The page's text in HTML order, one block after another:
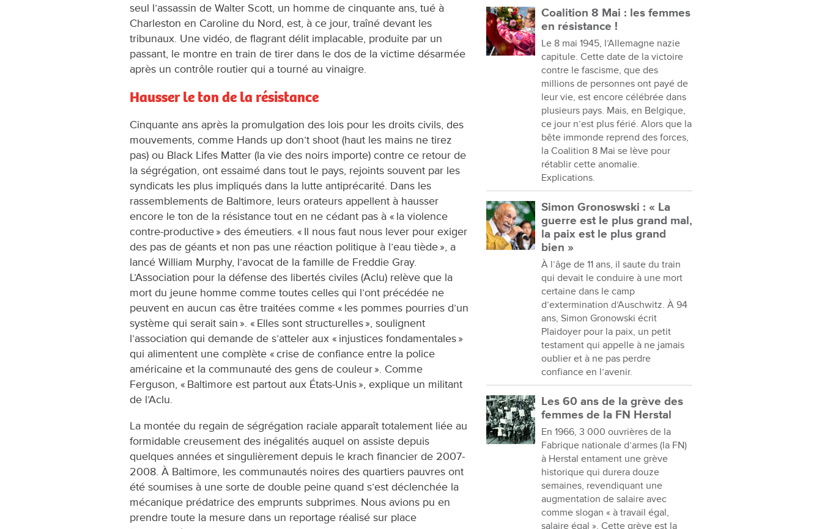
seul l’assassin de Walter Scott, un homme de cinquante ans, tué à
Charleston en Caroline du Nord, est, à ce jour, traîné devant les
tribunaux. Une vidéo, de flagrant délit implacable, produite par un
passant, le montre en train de tirer dans le dos de la victime désarmée
après un contrôle routier qui a tourné au vinaigre.
Hausser le ton de la résistance
Cinquante ans après la promulgation des lois pour les droits civils, des
mouvements, comme Hands up don’t shoot (haut les mains ne tirez
pas) ou Black Lifes Matter (la vie des noirs importe) contre ce retour de
la ségrégation, ont essaimé dans tout le pays, rejoints souvent par les
syndicats les plus impliqués dans la lutte antiprécarité. Dans les
rassemblements de Baltimore, leurs orateurs appellent à hausser
encore le ton de la résistance tout en ne cédant pas à « la violence
contre-productive » des émeutiers. « Il nous faut nous lever pour exiger
des pas de géants et non pas une réaction politique à l’eau tiède », a
lancé William Murphy, l’avocat de la famille de Freddie Gray.
L’Association pour la défense des libertés civiles (Aclu) relève que la
mort du jeune homme comme toutes celles qui l’ont précédée ne
peuvent en aucun cas être traitées comme « les pommes pourries d’un
système qui serait sain ». « Elles sont structurelles », soulignent
l’association qui demande de s’atteler aux « injustices fondamentales »
qui alimentent une complète « crise de confiance entre la police
américaine et la communauté des gens de couleur ». Comme
Ferguson, « Baltimore est partout aux États-Unis », explique un militant
de l’Aclu.
La montée du regain de ségrégation raciale apparaît totalement liée au
formidable creusement des inégalités auquel on assiste depuis
quelques années et singulièrement depuis le krach financier de 2007-
2008. À Baltimore, les communautés noires des quartiers pauvres ont
été soumises à une sorte de double peine quand s’est déclenchée la
mécanique prédatrice des emprunts subprimes. Nous avions pu en
prendre toute la mesure dans un reportage réalisé sur place
Coalition 8 Mai : les femmes
en résistance !
Le 8 mai 1945, l’Allemagne nazie
capitule. Cette date de la victoire
contre le fascisme, que des
millions de personnes ont payé de
leur vie, est encore célébrée dans
plusieurs pays. Mais, en Belgique,
ce jour n’est plus férié. Alors que la
bête immonde reprend des forces,
la Coalition 8 Mai se lève pour
rétablir cette anomalie.
Explications.
Simon Gronoswski : « La
guerre est le plus grand mal,
la paix est le plus grand
bien »
À l’âge de 11 ans, il saute du train
qui devait le conduire à une mort
certaine dans le camp
d’extermination d’Auschwitz. À 94
ans, Simon Gronowski écrit
Plaidoyer pour la paix, un petit
testament qui appelle à ne jamais
oublier et à ne pas perdre
confiance en l’avenir.
Les 60 ans de la grève des
femmes de la FN Herstal
En 1966, 3 000 ouvrières de la
Fabrique nationale d’armes (la FN)
à Herstal entament une grève
historique qui durera douze
semaines, revendiquant une
augmentation de salaire avec
comme slogan « à travail égal,
salaire égal ». Cette grève est la